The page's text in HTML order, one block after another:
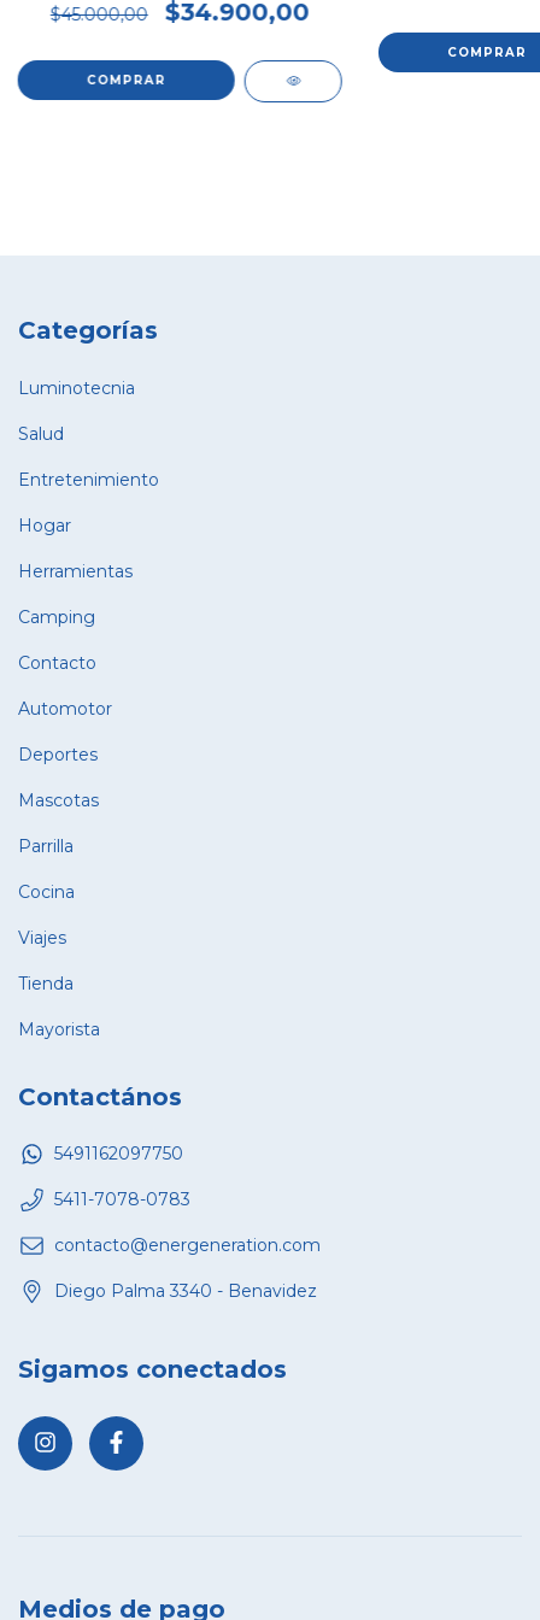
$45.000,00 $34.900,00
COMPRAR
Categorías
Luminotecnia
Salud
Entretenimiento
Hogar
Herramientas
Camping
Contacto
Automotor
Deportes
Mascotas
Parrilla
Cocina
Viajes
Tienda
Mayorista
Contactános
5491162097750
5411-7078-0783
contacto@energeneration.com
Diego Palma 3340 - Benavidez
Sigamos conectados
Medios de pago